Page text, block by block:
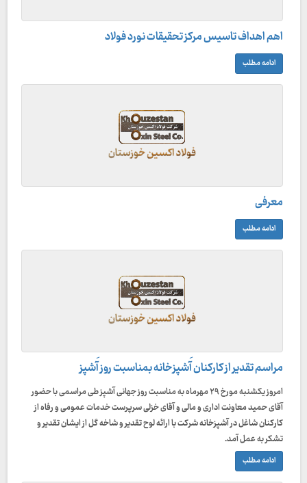
اهم اهداف تاسیس مرکز تحقیقات نورد فولاد
ادامه مطلب
معرفی
ادامه مطلب
مراسم تقدیر از کارکنان آَشپزخانه بمناسبت روز آَشپز
امروز یکشنبه مورخ ۲۹ مهرماه به مناسبت روز جهانی آشپز طی مراسمی با حضور
آقای حمید معاونت اداری و مالی و آقای خزلی سرپرست خدمات عمومی و رفاه از
کارکنان شاغل در آشپزخانه شرکت با ارائه لوح تقدیر و شاخه گل از ایشان تقدیر و
تشکر به عمل آمد.
ادامه مطلب